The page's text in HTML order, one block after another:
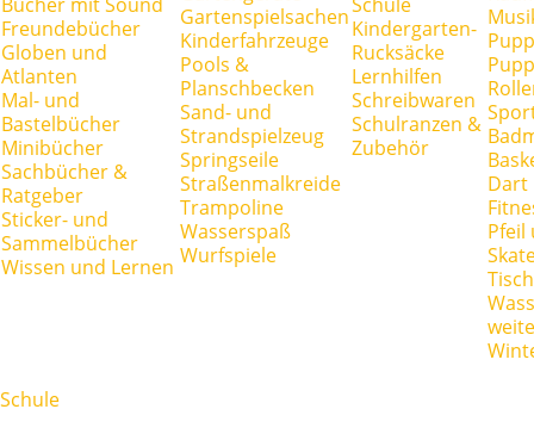
Freundebücher
Globen und
Atlanten
Mal- und
Bastelbücher
Minibücher
Sachbücher &
Ratgeber
Sticker- und
Sammelbücher
Wissen und Lernen
Gartenspielsachen
Kinderfahrzeuge
Pools &
Planschbecken
Sand- und
Strandspielzeug
Springseile
Straßenmalkreide
Trampoline
Wasserspaß
Wurfspiele
Kindergarten-
Rucksäcke
Lernhilfen
Schreibwaren
Schulranzen &
Zubehör
Dart
Pfeil
Schule